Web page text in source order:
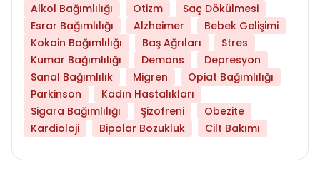
Alkol Bağımlılığı
Otizm
Saç Dökülmesi
Esrar Bağımlılığı
Alzheimer
Bebek Gelişimi
Kokain Bağımlılığı
Baş Ağrıları
Stres
Kumar Bağımlılığı
Demans
Depresyon
Sanal Bağımlılık
Migren
Opiat Bağımlılığı
Parkinson
Kadın Hastalıkları
Sigara Bağımlılığı
Şizofreni
Obezite
Kardioloji
Bipolar Bozukluk Cilt Bakımı